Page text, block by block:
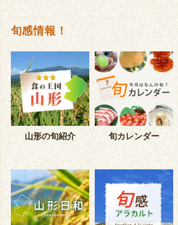
旬感情報！
山形の旬紹介 旬カレンダー